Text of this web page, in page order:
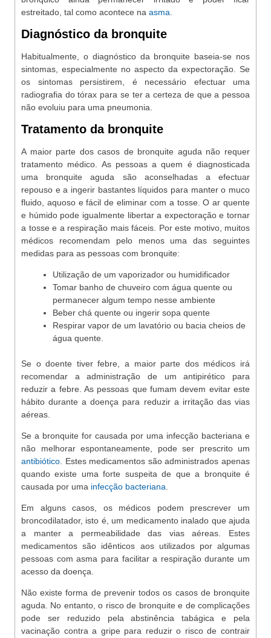
estreitado, tal como acontece na asma
Diagnóstico da bronquite
Habitualmente, o diagnóstico da bronquite baseia-se nos
sintomas, especialmente no aspecto da expectoração. Se
os sintomas persistirem, é necessário efectuar uma
radiografia do tórax para se ter a certeza de que a pessoa
não evoluiu para uma pneumonia.
Tratamento da bronquite
A maior parte dos casos de bronquite aguda não requer
tratamento médico. As pessoas a quem é diagnosticada
uma bronquite aguda são aconselhadas a efectuar
repouso e a ingerir bastantes líquidos para manter o muco
fluido, aquoso e fácil de eliminar com a tosse. O ar quente
e húmido pode igualmente libertar a expectoração e tornar
a tosse e a respiração mais fáceis. Por este motivo, muitos
médicos recomendam pelo menos uma das seguintes
medidas para as pessoas com bronquite:
Utilização de um vaporizador ou humidificador
Tomar banho de chuveiro com água quente ou
permanecer algum tempo nesse ambiente
Beber chá quente ou ingerir sopa quente
Respirar vapor de um lavatório ou bacia cheios de
água quente.
Se o doente tiver febre, a maior parte dos médicos irá
recomendar a administração de um antipirético para
reduzir a febre. As pessoas que fumam devem evitar este
hábito durante a doença para reduzir a irritação das vias
aéreas.
Se a bronquite for causada por uma infecção bacteriana e
não melhorar espontaneamente, pode ser prescrito um
antibiótico . Estes medicamentos são administrados apenas
quando existe uma forte suspeita de que a bronquite é
causada por uma infecção bacteriana
Em alguns casos, os médicos podem prescrever um
broncodilatador, isto é, um medicamento inalado que ajuda
a manter a permeabilidade das vias aéreas. Estes
medicamentos são idênticos aos utilizados por algumas
pessoas com asma para facilitar a respiração durante um
acesso da doença.
Não existe forma de prevenir todos os casos de bronquite
aguda. No entanto, o risco de bronquite e de complicações
pode ser reduzido pela abstinência tabágica e pela
vacinação contra a gripe para reduzir o risco de contrair